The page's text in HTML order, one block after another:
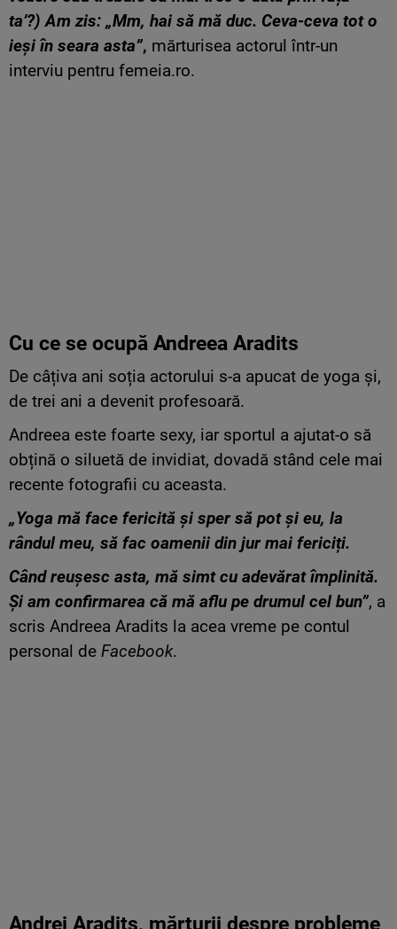
ta’?) Am zis: „Mm, hai să mă duc. Ceva-ceva tot o
ieși în seara asta”, mărturisea actorul într-un
interviu pentru femeia.ro.
Cu ce se ocupă Andreea Aradits
De câțiva ani soția actorului s-a apucat de yoga și,
de trei ani a devenit profesoară.
Andreea este foarte sexy, iar sportul a ajutat-o să
obțină o siluetă de invidiat, dovadă stând cele mai
recente fotografii cu aceasta.
„Yoga mă face fericită și sper să pot și eu, la
rândul meu, să fac oamenii din jur mai fericiți.
Când reușesc asta, mă simt cu adevărat împlinită.
Și am confirmarea că mă aflu pe drumul cel bun”, a
scris Andreea Aradits la acea vreme pe contul
personal de Facebook.
Andrei Aradits, mărturii despre probleme